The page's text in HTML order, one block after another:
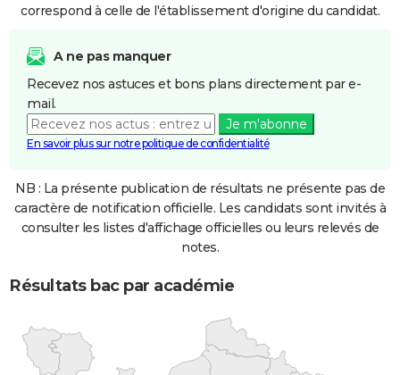
correspond à celle de l'établissement d'origine du candidat.
A ne pas manquer
Recevez nos astuces et bons plans directement par e-
mail.
Je m'abonne
En savoir plus sur notre politique de confidentialité
NB : La présente publication de résultats ne présente pas de
caractère de notification officielle. Les candidats sont invités à
consulter les listes d'affichage officielles ou leurs relevés de
notes.
Résultats bac par académie